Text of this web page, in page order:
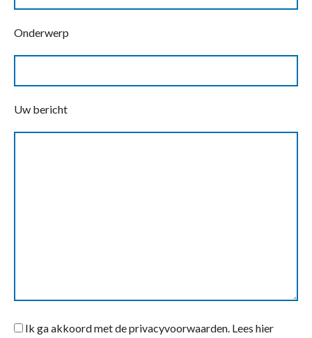
Onderwerp
Uw bericht
Ik ga akkoord met de privacyvoorwaarden. Lees hier